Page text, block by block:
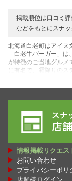
掲載順位は口コミ
などをもとにスナ
北海道白老町はアイヌ
「白老牛バーガー」
が特徴のご当地グルメ
に有名で、霜降りのス
としては、ウポポイ（
め、冬の白鳥観察も
合わせた旅が人気で
キューや地元野菜が
たらこ作り体験も可能
多彩な魅力を持つ観光
ー・ラウンジ・クラブ
クスバー・フィリピン
をはじめ口コミ・レビ
情報掲載リクエス
お問い合わせ
プライバシーポリ